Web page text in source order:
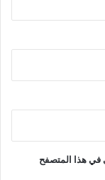
في هذا المتصفح